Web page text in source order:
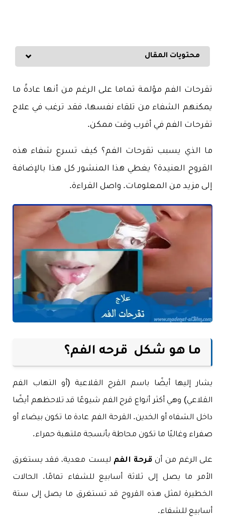
محتويات المقال
تقرحات الفم مؤلمة تماما على الرغم من أنها عادةً ما
يمكنهم الشفاء من تلقاء نفسها، فقد ترغب في علاج
تقرحات الفم في أقرب وقت ممكن.
ما الذي يسبب تقرحات الفم؟ كيف تسرع شفاء هذه
القروح العنيدة؟ يغطي هذا المنشور كل هذا بالإضافة
إلى مزيد من المعلومات. واصل القراءة.
ما هو شكل قرحه الفم؟
يشار إليها أيضًا باسم القرح القلاعية (أو التهاب الفم
القلاعي) وهي أكثر أنواع قرح الفم شيوعًا قد تلاحظهم أيضًا
داخل الشفاه أو الخدين. القرحة الفم عادة ما تكون بيضاء أو
صفراء وغالبًا ما تكون محاطة بأنسجة ملتهبة حمراء.
على الرغم من أن قرحة الفم ليست معدية، فقد يستغرق
الأمر ما يصل إلى ثلاثة أسابيع للشفاء تمامًا. الحالات
الخطيرة لمثل هذه القروح قد تستغرق ما يصل إلى ستة
أسابيع للشفاء.